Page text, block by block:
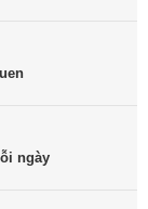
ngày